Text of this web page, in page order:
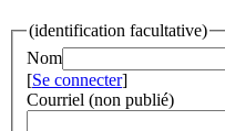
(identification facultative)
Nom
[Se connecter]
Courriel (non publié)